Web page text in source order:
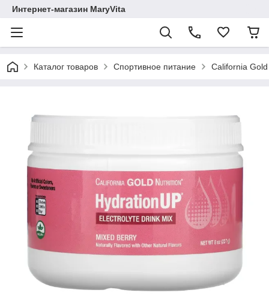
Интернет-магазин MaryVita
Каталог товаров Спортивное питание California